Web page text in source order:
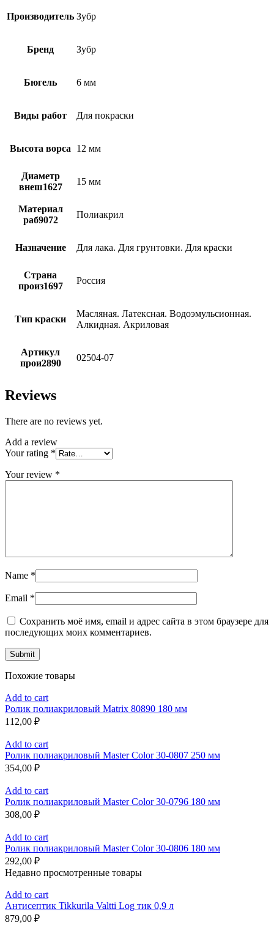
полиакрил
quantity
Производитель Зубр
Бренд Зубр
Бюгель 6 мм
Виды работ Для покраски
Высота ворса 12 мм
Диаметр
внеш1627
15 мм
Материал
раб9072
Полиакрил
Назначение Для лака. Для грунтовки. Для краски
Страна
произ1697
Россия
Тип краски
Масляная. Латексная. Водоэмульсионная.
Алкидная. Акриловая
Артикул
прои2890
02504-07
Reviews
There are no reviews yet.
Add a review
Your rating *
Your review *
Name *
Email *
Сохранить моё имя, email и адрес сайта в этом браузере для
последующих моих комментариев.
Похожие товары
Add to cart
Ролик полиакриловый Matrix 80890 180 мм
112,00 ₽
Add to cart
Ролик полиакриловый Master Color 30-0807 250 мм
354,00 ₽
Add to cart
Ролик полиакриловый Master Color 30-0796 180 мм
308,00 ₽
Add to cart
Ролик полиакриловый Master Color 30-0806 180 мм
292,00 ₽
Недавно просмотренные товары
Add to cart
Антисептик Tikkurila Valtti Log тик 0,9 л
879,00 ₽